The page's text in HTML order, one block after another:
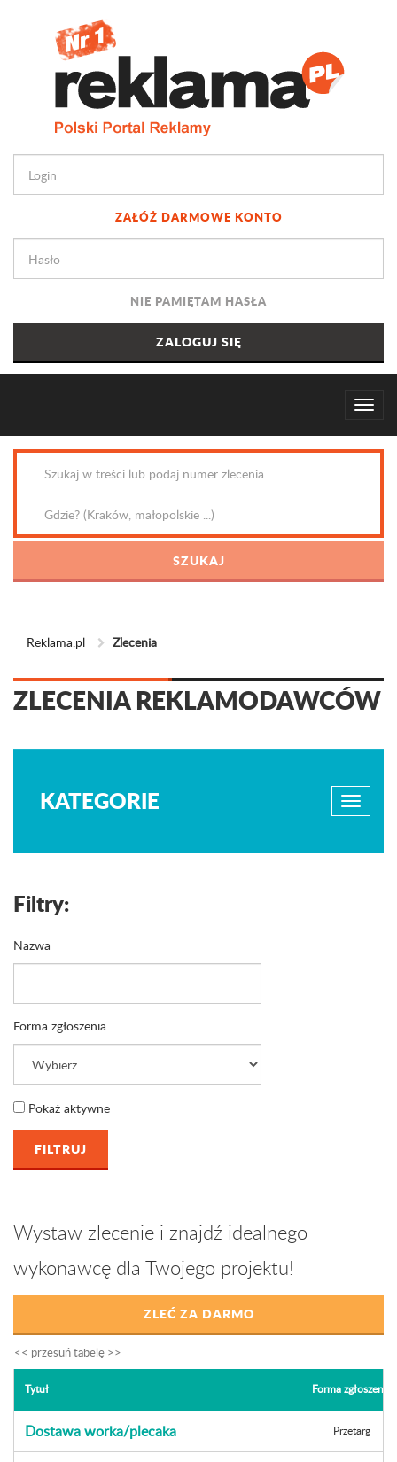
ZAŁÓŻ DARMOWE KONTO
NIE PAMIĘTAM HASŁA
Reklama.pl Zlecenia
ZLECENIA REKLAMODAWCÓW
KATEGORIE
Filtry:
Nazwa
Forma zgłoszenia
Pokaż aktywne
Wystaw zlecenie i znajdź idealnego
wykonawcę dla Twojego projektu!
ZLEĆ ZA DARMO
Tytuł Forma zgłoszenia
Dostawa worka/plecaka Przetarg